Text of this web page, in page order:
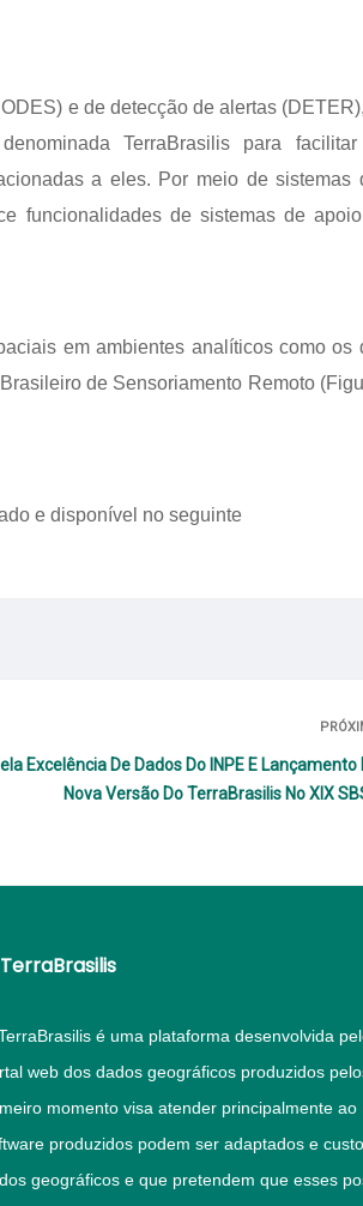
e de detecção de alertas
TerraBrasilis para
a eles. Por meio de sistemas
funcionalidades de sistemas de
em ambientes analíticos como os
de Sensoriamento Remoto
e disponível no seguinte
Excelência De Dados Do INPE E Lançamento
Nova Versão Do TerraBrasilis No XIX
é uma plataforma desenvolvida
web dos dados geográficos produzidos
momento visa atender principalmente
produzidos podem ser adaptados e
geográficos e que pretendem que esses